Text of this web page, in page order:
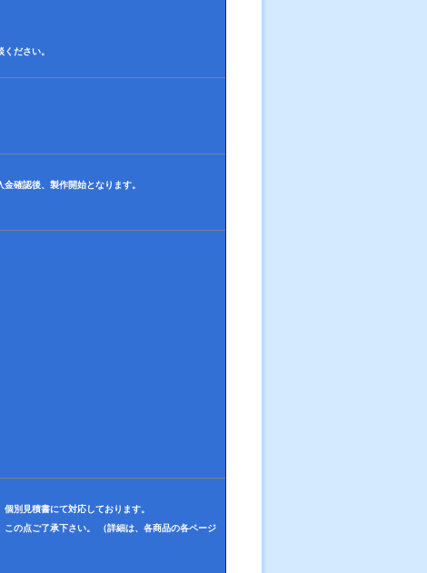
ださい。
確認後、製作開始となります。
別見積書にて対応しております。
の点ご了承下さい。 （詳細は、各商品の各ページ